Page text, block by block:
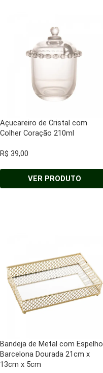
Açucareiro de Cristal com
Colher Coração 210ml
R$ 39,00
VER PRODUTO
Bandeja de Metal com Espelho
Barcelona Dourada 21cm x
13cm x 5cm